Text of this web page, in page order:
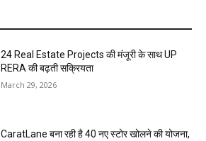
24 Real Estate Projects की मंजूरी के साथ UP
RERA की बढ़ती सक्रियता
March 29, 2026
CaratLane बना रही है 40 नए स्टोर खोलने की योजना,